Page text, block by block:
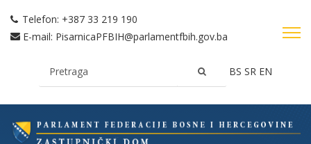
Telefon: +387 33 219 190
E-mail: PisarnicaPFBIH@parlamentfbih.gov.ba
BS SR EN